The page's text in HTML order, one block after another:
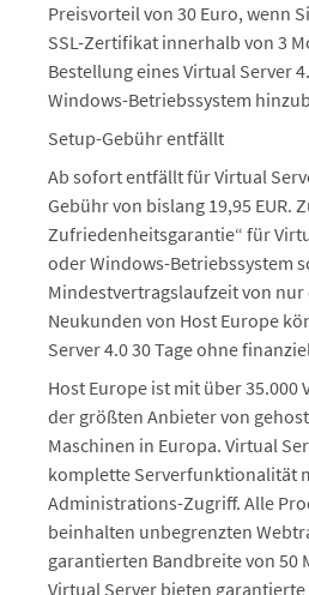
Preisvorteil von 30 Euro, wenn
SSL-Zertifikat innerhalb von 3
Bestellung eines Virtual Server
Windows-Betriebssystem
Setup-Gebühr entfällt
Ab sofort entfällt für Virtual
Gebühr von bislang 19,95 EUR.
Zufriedenheitsgarantie“ für
oder Windows-Betriebssystem
Mindestvertragslaufzeit von
Neukunden von Host Europe
Server 4.0 30 Tage ohne
Host Europe ist mit über 35.000
der größten Anbieter von
Maschinen in Europa. Virtual
komplette Serverfunktionalität
Administrations-Zugriff. Alle
beinhalten unbegrenzten
garantierten Bandbreite von 50
Virtual Server bieten